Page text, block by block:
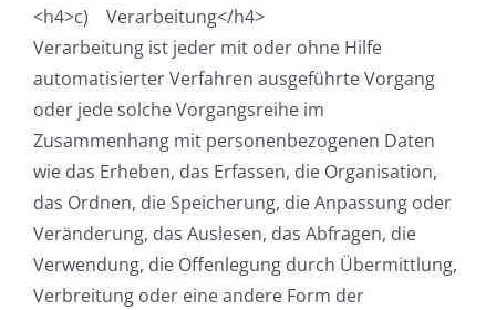
<h4>c) Verarbeitung</h4>
Verarbeitung ist jeder mit oder ohne Hilfe
automatisierter Verfahren ausgeführte Vorgang
oder jede solche Vorgangsreihe im
Zusammenhang mit personenbezogenen Daten
wie das Erheben, das Erfassen, die Organisation,
das Ordnen, die Speicherung, die Anpassung oder
Veränderung, das Auslesen, das Abfragen, die
Verwendung, die Offenlegung durch Übermittlung,
Verbreitung oder eine andere Form der